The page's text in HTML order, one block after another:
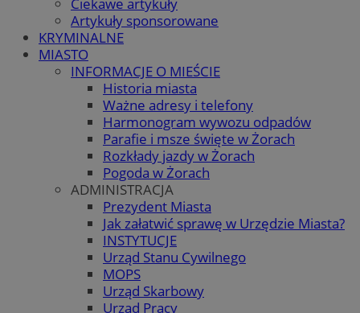
Artykuły sponsorowane
KRYMINALNE
MIASTO
INFORMACJE O MIEŚCIE
Historia miasta
Ważne adresy i telefony
Harmonogram wywozu odpadów
Parafie i msze święte w Żorach
Rozkłady jazdy w Żorach
Pogoda w Żorach
ADMINISTRACJA
Prezydent Miasta
Jak załatwić sprawę w Urzędzie Miasta?
INSTYTUCJE
Urząd Stanu Cywilnego
MOPS
Urząd Skarbowy
Urząd Pracy